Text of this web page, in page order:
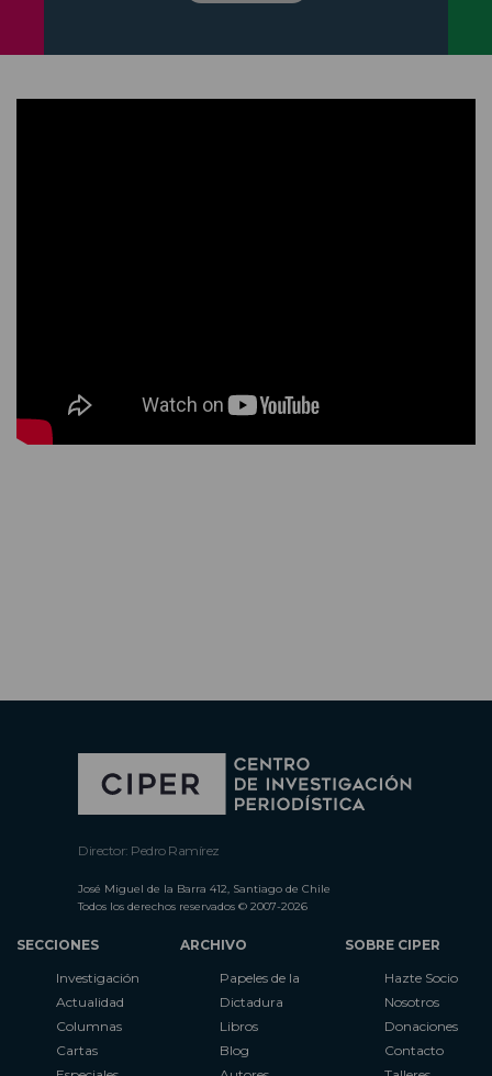
Director: Pedro Ramírez
José Miguel de la Barra 412, Santiago de Chile
Todos los derechos reservados © 2007-2026
SECCIONES
Investigación
Actualidad
Columnas
Cartas
ARCHIVO
Papeles de la
Dictadura
Libros
Blog
SOBRE CIPER
Hazte Socio
Nosotros
Donaciones
Contacto